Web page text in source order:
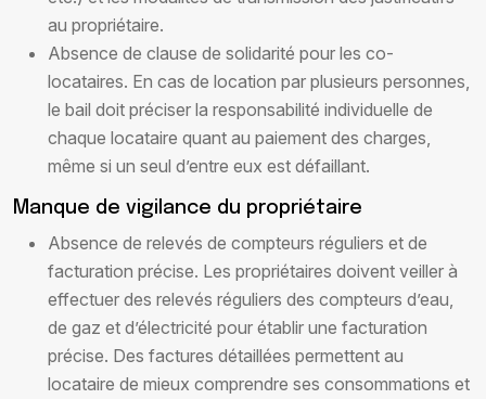
au propriétaire.
Absence de clause de solidarité pour les co-
locataires. En cas de location par plusieurs personnes,
le bail doit préciser la responsabilité individuelle de
chaque locataire quant au paiement des charges,
même si un seul d’entre eux est défaillant.
Manque de vigilance du propriétaire
Absence de relevés de compteurs réguliers et de
facturation précise. Les propriétaires doivent veiller à
effectuer des relevés réguliers des compteurs d’eau,
de gaz et d’électricité pour établir une facturation
précise. Des factures détaillées permettent au
locataire de mieux comprendre ses consommations et